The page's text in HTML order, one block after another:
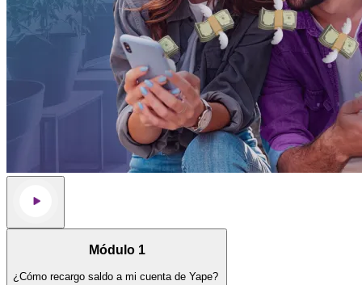
Módulo 1
¿Cómo recargo saldo a mi cuenta de Yape?